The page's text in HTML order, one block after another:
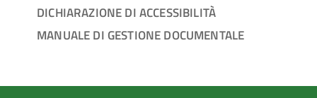
DICHIARAZIONE DI ACCESSIBILITÀ
MANUALE DI GESTIONE DOCUMENTALE